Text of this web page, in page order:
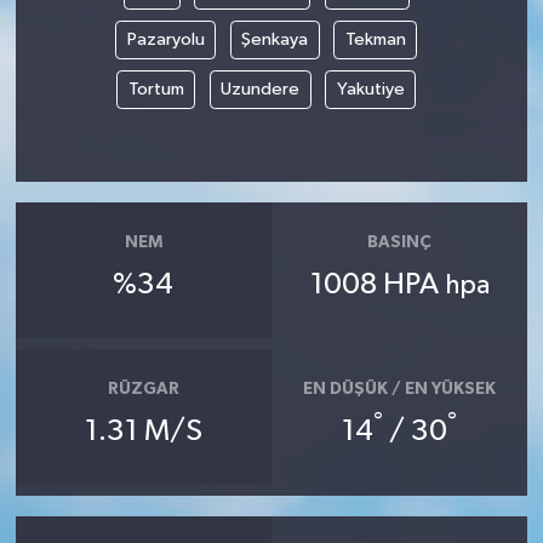
Pazaryolu Şenkaya Tekman
Tortum Uzundere Yakutiye
NEM
%34
BASINÇ
1008 HPA hpa
RÜZGAR
1.31 M/S
EN DÜŞÜK / EN YÜKSEK
14° / 30°